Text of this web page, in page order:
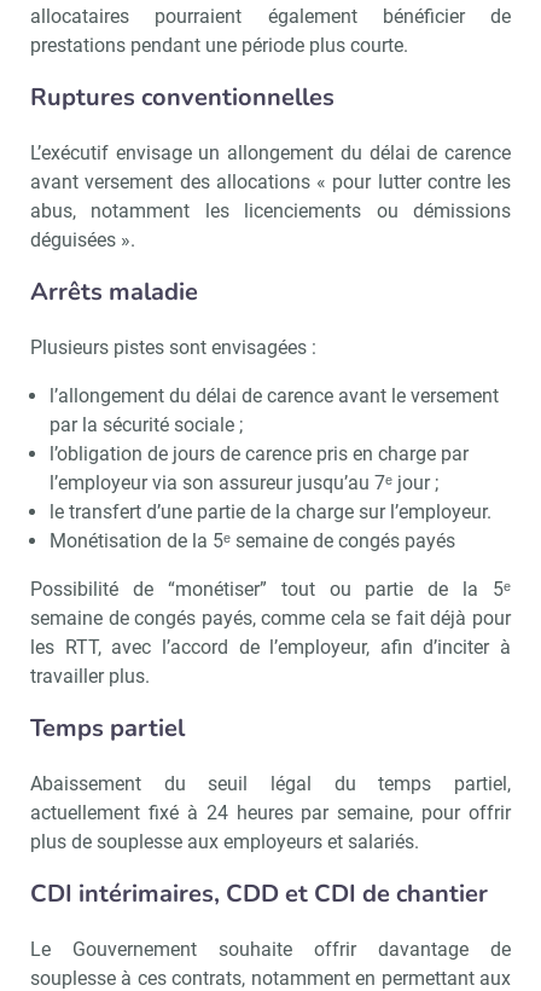
allocataires pourraient également bénéficier de
prestations pendant une période plus courte.
Ruptures conventionnelles
L’exécutif envisage un allongement du délai de carence
avant versement des allocations « pour lutter contre les
abus, notamment les licenciements ou démissions
déguisées ».
Arrêts maladie
Plusieurs pistes sont envisagées :
l’allongement du délai de carence avant le versement
par la sécurité sociale ;
l’obligation de jours de carence pris en charge par
l’employeur via son assureur jusqu’au 7ᵉ jour ;
le transfert d’une partie de la charge sur l’employeur.
Monétisation de la 5ᵉ semaine de congés payés
Possibilité de “monétiser” tout ou partie de la 5ᵉ
semaine de congés payés, comme cela se fait déjà pour
les RTT, avec l’accord de l’employeur, afin d’inciter à
travailler plus.
Temps partiel
Abaissement du seuil légal du temps partiel,
actuellement fixé à 24 heures par semaine, pour offrir
plus de souplesse aux employeurs et salariés.
CDI intérimaires, CDD et CDI de chantier
Le Gouvernement souhaite offrir davantage de
souplesse à ces contrats, notamment en permettant aux